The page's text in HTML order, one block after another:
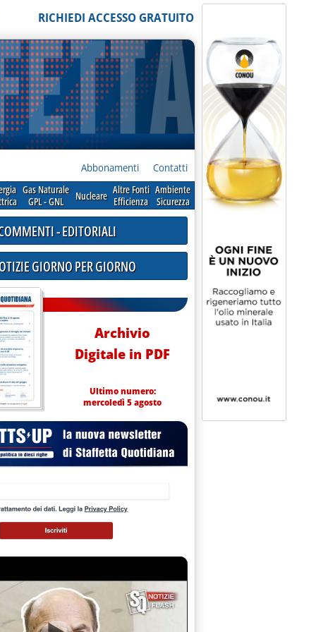
RICHIEDI ACCESSO GRATUITO
Abbonamenti Contatti
Gas Naturale
GPL - GNL
Nucleare Altre Fonti
Efficienza
Ambiente
Sicurezza
tra i due Paesi, sulla base delle regole Aie
alle 11.4.
“stocca” in Italia'
- EDITORIALI
GIORNO PER GIORNO
Archivio
Digitale in PDF
Ultimo numero:
mercoledì 5 agosto